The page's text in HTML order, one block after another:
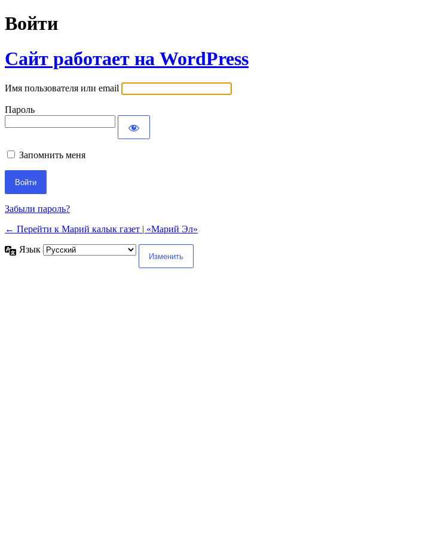
Войти
Сайт работает на WordPress
Имя пользователя или email
Пароль
Запомнить меня
Забыли пароль?
← Перейти к Марий калык газет | «Марий Эл»
Язык